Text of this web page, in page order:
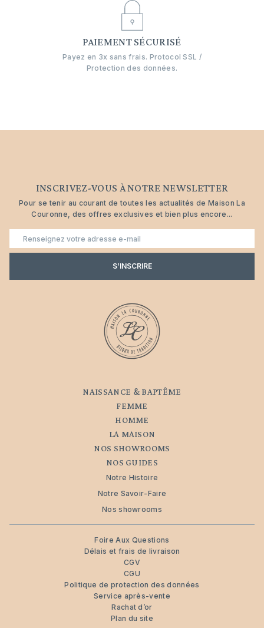
PAIEMENT SÉCURISÉ
Payez en 3x sans frais. Protocol SSL /
Protection des données.
INSCRIVEZ-VOUS À NOTRE NEWSLETTER
Pour se tenir au courant de toutes les actualités de Maison La
Couronne, des offres exclusives et bien plus encore...
E-
S’INSCRIRE
NAISSANCE & BAPTÊME
FEMME
HOMME
LA MAISON
NOS SHOWROOMS
NOS GUIDES
Notre Histoire
Notre Savoir-Faire
Nos showrooms
Foire Aux Questions
Délais et frais de livraison
CGV
CGU
Politique de protection des données
Service après-vente
Rachat d’or
Plan du site